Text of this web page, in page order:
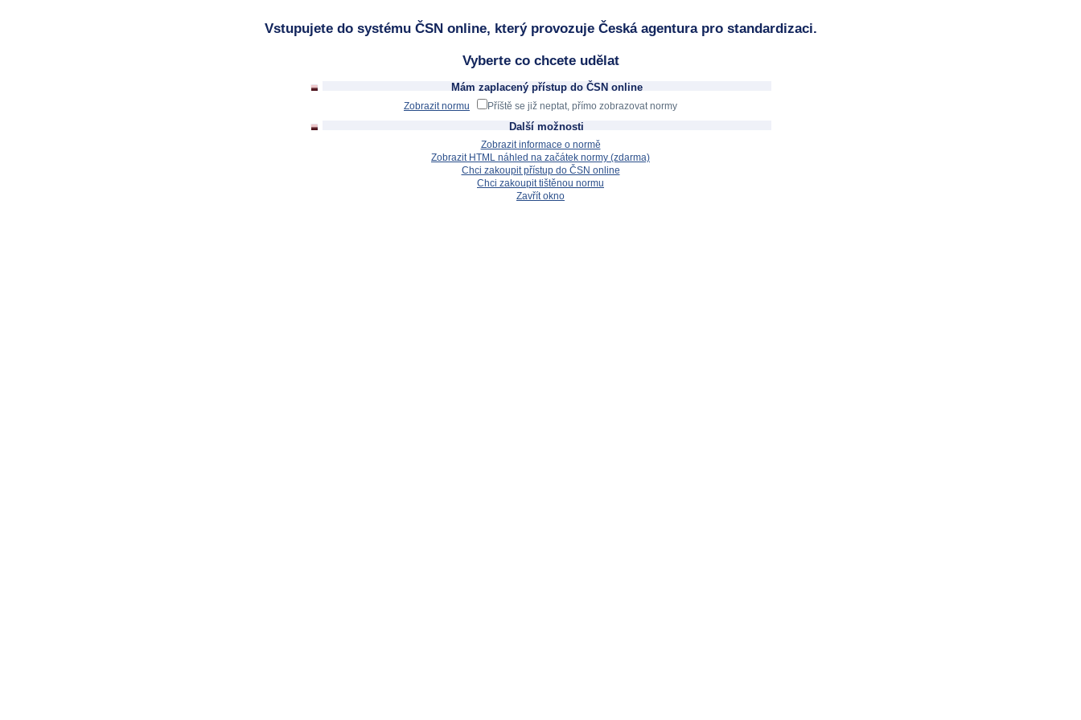
Vstupujete do systému ČSN online, který provozuje Česká agentura pro standardizaci.
Vyberte co chcete udělat
Mám zaplacený přístup do ČSN online
Zobrazit normu Příště se již neptat, přímo zobrazovat normy
Další možnosti
Zobrazit informace o normě
Zobrazit HTML náhled na začátek normy (zdarma)
Chci zakoupit přístup do ČSN online
Chci zakoupit tištěnou normu
Zavřít okno